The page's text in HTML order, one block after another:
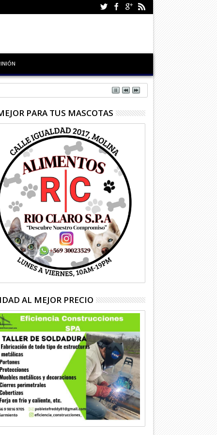
PARA TUS MASCOTAS
AL MEJOR PRECIO